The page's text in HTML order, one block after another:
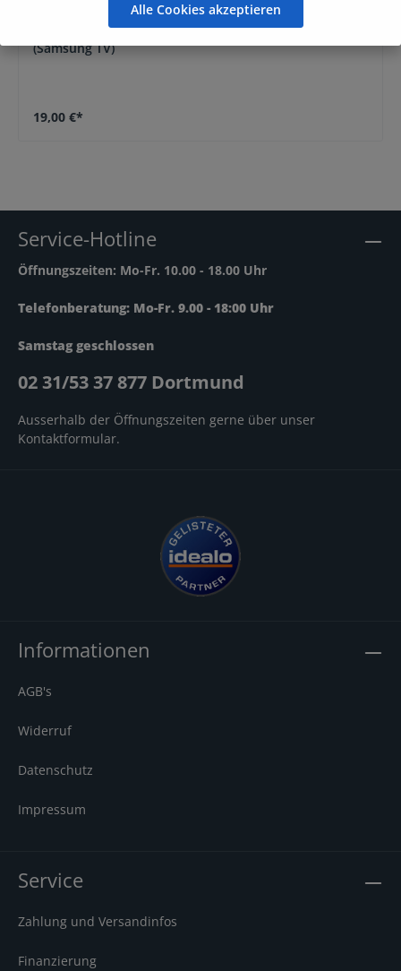
One for All Universalfernbedienung URC1310
(Samsung TV)
19,00 €*
Service-Hotline
Öffnungszeiten: Mo-Fr. 10.00 - 18.00 Uhr
Telefonberatung: Mo-Fr. 9.00 - 18:00 Uhr
Samstag geschlossen
02 31/53 37 877 Dortmund
Ausserhalb der Öffnungszeiten gerne über unser
Kontaktformular.
Informationen
AGB's
Widerruf
Datenschutz
Impressum
Service
Zahlung und Versandinfos
Finanzierung
Alle Cookies akzeptieren